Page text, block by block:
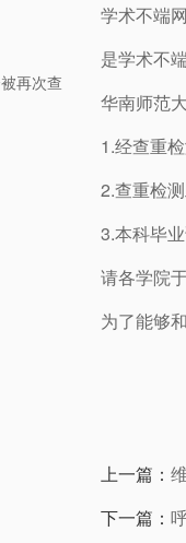
再次查
学术不端
是学术不
华南师范
1.经查重
2.查重检
3.本科毕
请各学院
为了能够
上一篇：
下一篇：